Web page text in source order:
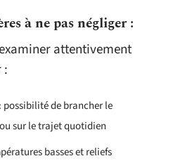
à ne pas négliger :
attentivement
:
possibilité de brancher le
sur le trajet quotidien
basses et reliefs